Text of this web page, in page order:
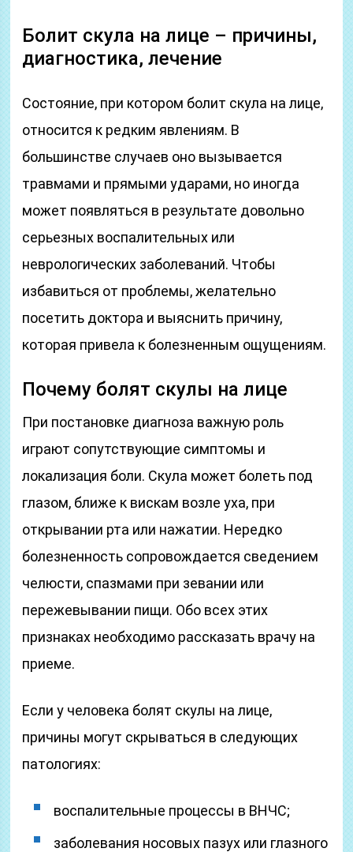
Болит скула на лице – причины,
диагностика, лечение
Состояние, при котором болит скула на лице,
относится к редким явлениям. В
большинстве случаев оно вызывается
травмами и прямыми ударами, но иногда
может появляться в результате довольно
серьезных воспалительных или
неврологических заболеваний. Чтобы
избавиться от проблемы, желательно
посетить доктора и выяснить причину,
которая привела к болезненным ощущениям.
Почему болят скулы на лице
При постановке диагноза важную роль
играют сопутствующие симптомы и
локализация боли. Скула может болеть под
глазом, ближе к вискам возле уха, при
открывании рта или нажатии. Нередко
болезненность сопровождается сведением
челюсти, спазмами при зевании или
пережевывании пищи. Обо всех этих
признаках необходимо рассказать врачу на
приеме.
Если у человека болят скулы на лице,
причины могут скрываться в следующих
патологиях:
воспалительные процессы в ВНЧС;
заболевания носовых пазух или глазного